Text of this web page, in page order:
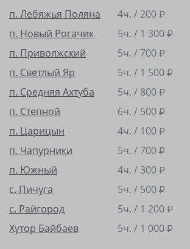
п. Лебяжья Поляна
4ч. / 200₽
п. Новый Рогачик 5ч. / 1 300₽
п. Приволжский 5ч. /700₽
п. Светлый Яр 5ч. / 1 500₽
п. Средняя Ахтуба 5ч. / 800₽
п. Степной 6ч. / 500₽
п. Царицын 4ч. / 100₽
п. Чапурники 5ч. /700₽
п. Южный 4ч. / 300₽
с. Пичуга 5ч. / 500₽
с. Райгород 5ч. / 1 200₽
Хутор Байбаев 5ч. / 1 000₽